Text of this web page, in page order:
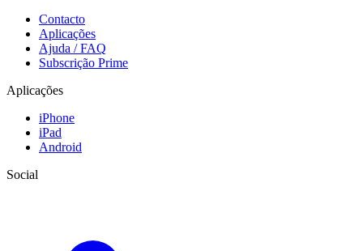
Contacto
Aplicações
Ajuda / FAQ
Subscrição Prime
Aplicações
iPhone
iPad
Android
Social